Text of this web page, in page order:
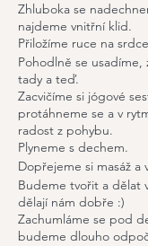
Zhluboka se
najdeme vnitřní klid.
Přiložíme ruce na
Pohodlně se usadíme,
tady a teď.
Zacvičíme si jógové
protáhneme se a v
radost z pohybu.
Plyneme s dechem.
Dopřejeme si masáž a
Budeme tvořit a dělat
dělají nám dobře :)
Zachumláme se pod
budeme dlouho